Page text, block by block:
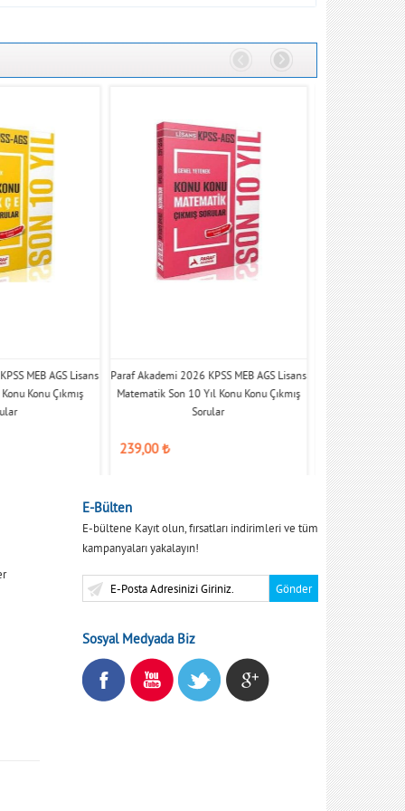
MEB AGS Lisans
Konu Çıkmış
Paraf Akademi 2026 KPSS MEB AGS Lisans
Matematik Son 10 Yıl Konu Konu Çıkmış
Sorular
239,00₺
İnformal
Ortaöğretim
ÖSYM
350,00₺
E-Bülten
E-bültene Kayıt olun, fırsatları indirimleri ve tüm
kampanyaları yakalayın!
Sosyal Medyada Biz